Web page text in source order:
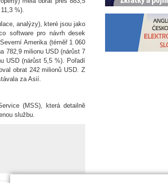
%).
analýzy), které jsou jako
software pro návrh desek
Amerika (téměř 1 060
782,9 milionu USD (nárůst 7
USD (nárůst 5,5 %). Pořadí
obrat 242 milionů USD. Z
za Asií.
(MSS), která detailně
službu.